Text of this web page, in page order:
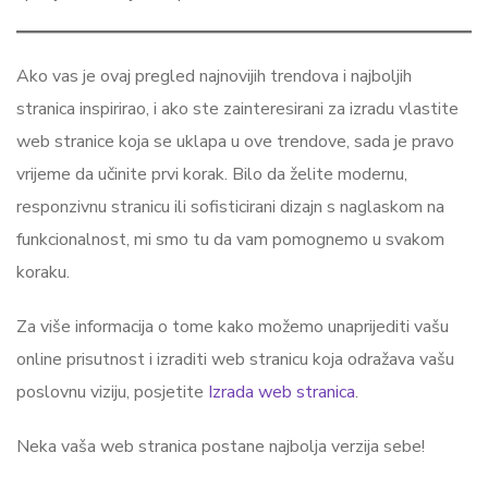
Ako vas je ovaj pregled najnovijih trendova i najboljih
stranica inspirirao, i ako ste zainteresirani za izradu vlastite
web stranice koja se uklapa u ove trendove, sada je pravo
vrijeme da učinite prvi korak. Bilo da želite modernu,
responzivnu stranicu ili sofisticirani dizajn s naglaskom na
funkcionalnost, mi smo tu da vam pomognemo u svakom
koraku.
Za više informacija o tome kako možemo unaprijediti vašu
online prisutnost i izraditi web stranicu koja odražava vašu
poslovnu viziju, posjetite Izrada web stranica.
Neka vaša web stranica postane najbolja verzija sebe!